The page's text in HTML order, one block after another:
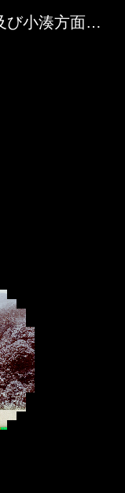
演習林派出所より鴨川、天津及び小湊方面を望む 其一